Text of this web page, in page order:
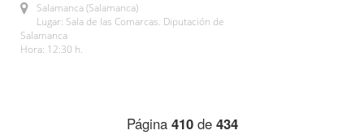
Salamanca (Salamanca)
Lugar: Sala de las Comarcas. Diputación de
Salamanca
Hora: 12:30 h.
Página 410de 434